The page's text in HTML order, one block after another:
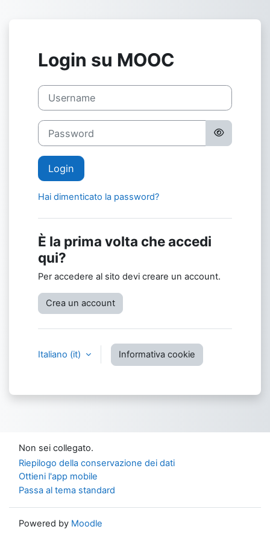
Login su MOOC
Username
Password
Login
Hai dimenticato la password?
È la prima volta che accedi
qui?
Per accedere al sito devi creare un account.
Crea un account
Italiano ‎(it)‎ Informativa cookie
Non sei collegato.
Riepilogo della conservazione dei dati
Ottieni l'app mobile
Passa al tema standard
Powered by Moodle